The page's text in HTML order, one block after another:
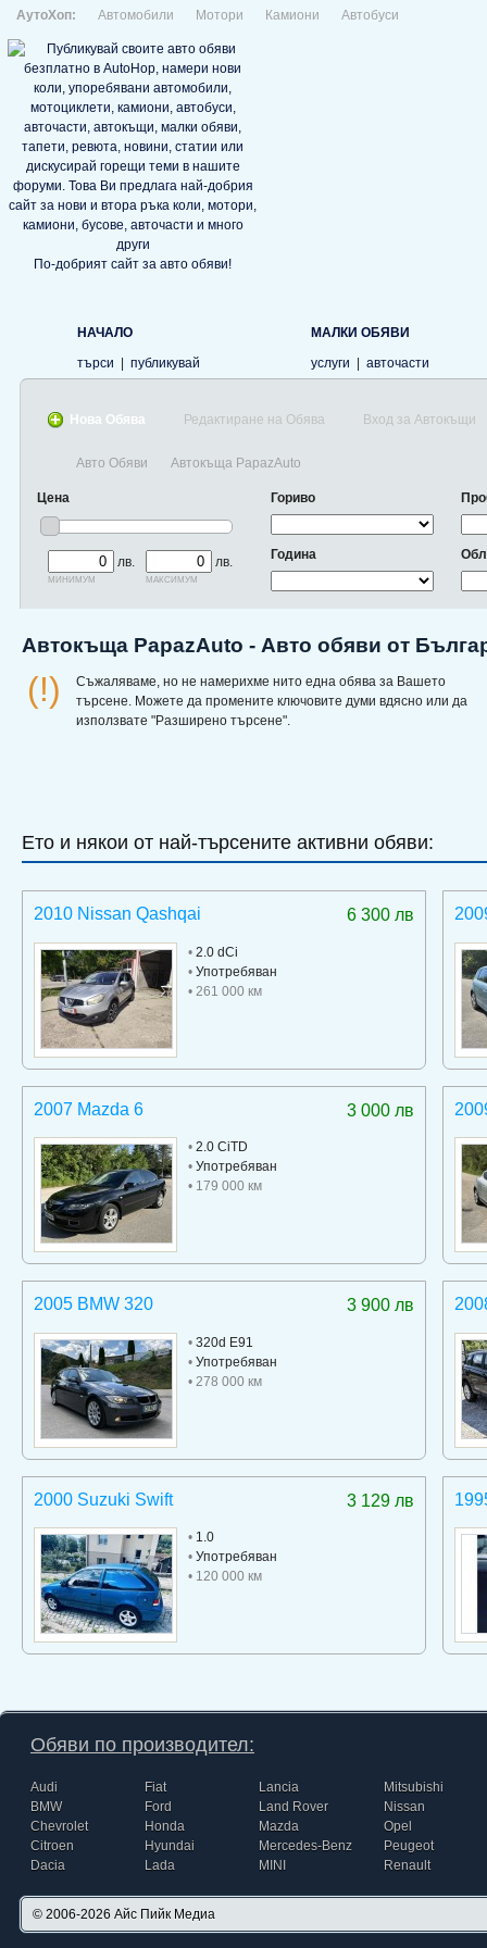
АутоХоп: Автомобили Мотори Камиони Автобуси
По-добрият сайт за авто обяви!
НАЧАЛО
търси
публикувай
МАЛКИ ОБЯВИ
услуги
авточасти
Нова Обява Редактиране на Обява Вход за Автокъщи
Авто Обяви Автокъща PapazAuto
Цена
лв.
минимум
лв.
максимум
Гориво
Година
Автокъща PapazAuto - Авто обяви от
(!)
Съжаляваме, но не намерихме нито една обява за Вашето
търсене. Можете да промените ключовите думи вдясно или да
използвате "Разширено търсене".
Ето и някои от най-търсените активни обяви:
6 300 лв
2010 Nissan Qashqai
• 2.0 dCi
• Употребяван
• 261 000 км
3 000 лв
2007 Mazda 6
• 2.0 CiTD
• Употребяван
• 179 000 км
3 900 лв
2005 BMW 320
• 320d E91
• Употребяван
• 278 000 км
3 129 лв
2000 Suzuki Swift
• 1.0
• Употребяван
• 120 000 км
Обяви по производител:
Audi
BMW
Chevrolet
Citroen
Dacia
Fiat
Ford
Honda
Hyundai
Lada
Lancia
Land Rover
Mazda
Mercedes-Benz
MINI
Mitsubishi
Nissan
Opel
Peugeot
Renault
© 2006-2026 Айс Пийк Медиа